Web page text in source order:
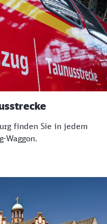
finden Sie in jedem
Waggon.